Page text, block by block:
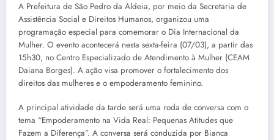
A Prefeitura de São Pedro da Aldeia, por meio da Secretaria de
Assistência Social e Direitos Humanos, organizou uma
programação especial para comemorar o Dia Internacional da
Mulher. O evento acontecerá nesta sexta-feira (07/03), a partir das
15h30, no Centro Especializado de Atendimento à Mulher (CEAM
Daiana Borges). A ação visa promover o fortalecimento dos
direitos das mulheres e o empoderamento feminino.
A principal atividade da tarde será uma roda de conversa com o
tema “Empoderamento na Vida Real: Pequenas Atitudes que
Fazem a Diferença”. A conversa será conduzida por Bianca